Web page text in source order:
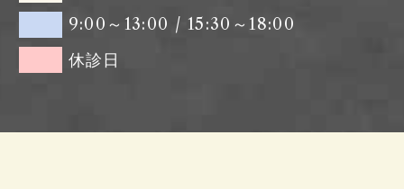
9:00～13:00 / 15:30～18:00
休診日